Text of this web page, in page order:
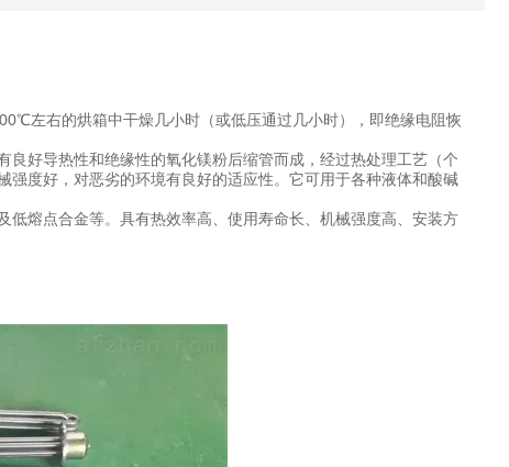
左右的烘箱中干燥几小时（或低压通过几小时），即绝缘电阻恢
好导热性和绝缘性的氧化镁粉后缩管而成，经过热处理工艺（个
度好，对恶劣的环境有良好的适应性。它可用于各种液体和酸碱
熔点合金等。具有热效率高、使用寿命长、机械强度高、安装方